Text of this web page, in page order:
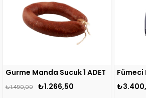
Manda Sucuk 1 ADET
₺1.266,50
₺3.400,00